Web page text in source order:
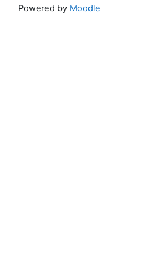
Powered by Moodle